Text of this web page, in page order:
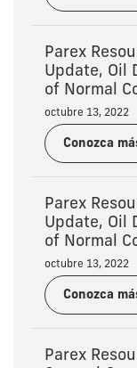
Parex
Update, Oil
of Normal
octubre 13, 2022
Conozca
Parex
Update, Oil
of Normal
octubre 13, 2022
Conozca
Parex